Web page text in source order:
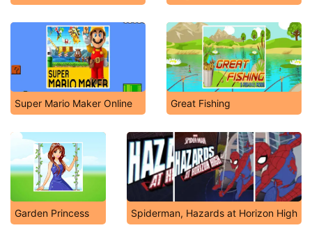
Super Mario Maker Online Great Fishing
Garden Princess Spiderman, Hazards at Horizon High